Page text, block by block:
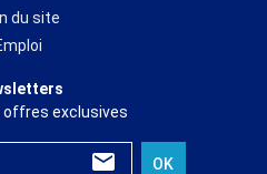
du site
offres exclusives
OK